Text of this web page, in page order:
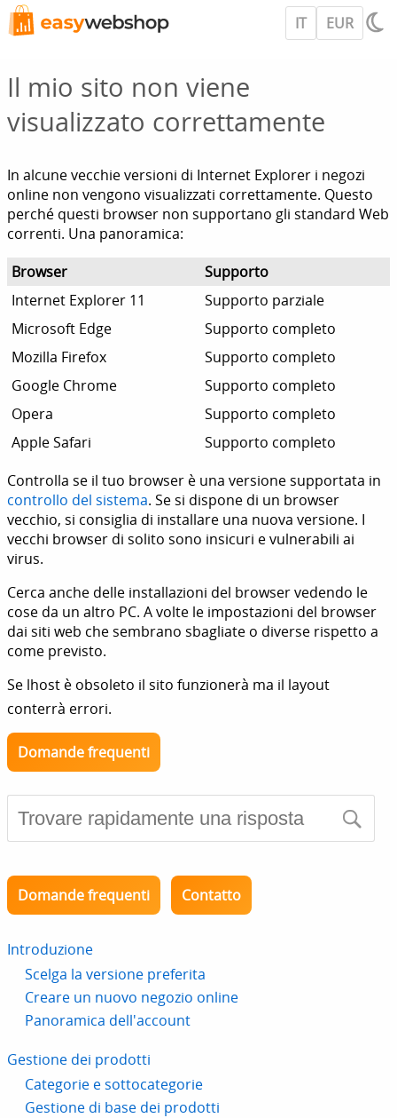
IT EUR
Il mio sito non viene
visualizzato correttamente
In alcune vecchie versioni di Internet Explorer i negozi
online non vengono visualizzati correttamente. Questo
perché questi browser non supportano gli standard Web
correnti. Una panoramica:
Browser
Supporto
Internet Explorer 11
Supporto parziale
Microsoft Edge
Supporto completo
Mozilla Firefox
Supporto completo
Google Chrome
Supporto completo
Opera
Supporto completo
Apple Safari
Supporto completo
Controlla se il tuo browser è una versione supportata in
controllo del sistema. Se si dispone di un browser
vecchio, si consiglia di installare una nuova versione. I
vecchi browser di solito sono insicuri e vulnerabili ai
virus.
Cerca anche delle installazioni del browser vedendo le
cose da un altro PC. A volte le impostazioni del browser
dai siti web che sembrano sbagliate o diverse rispetto a
come previsto.
Se lhost è obsoleto il sito funzionerà ma il layout
conterrà errori.
Domande frequenti
Domande frequenti Contatto
Introduzione
Scelga la versione preferita
Creare un nuovo negozio online
Panoramica dell'account
Gestione dei prodotti
Categorie e sottocategorie
Gestione di base dei prodotti